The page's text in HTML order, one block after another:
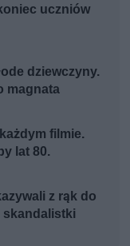
uczniów
dziewczyny.
magnata
filmie.
lat 80.
z rąk do
skandalistki